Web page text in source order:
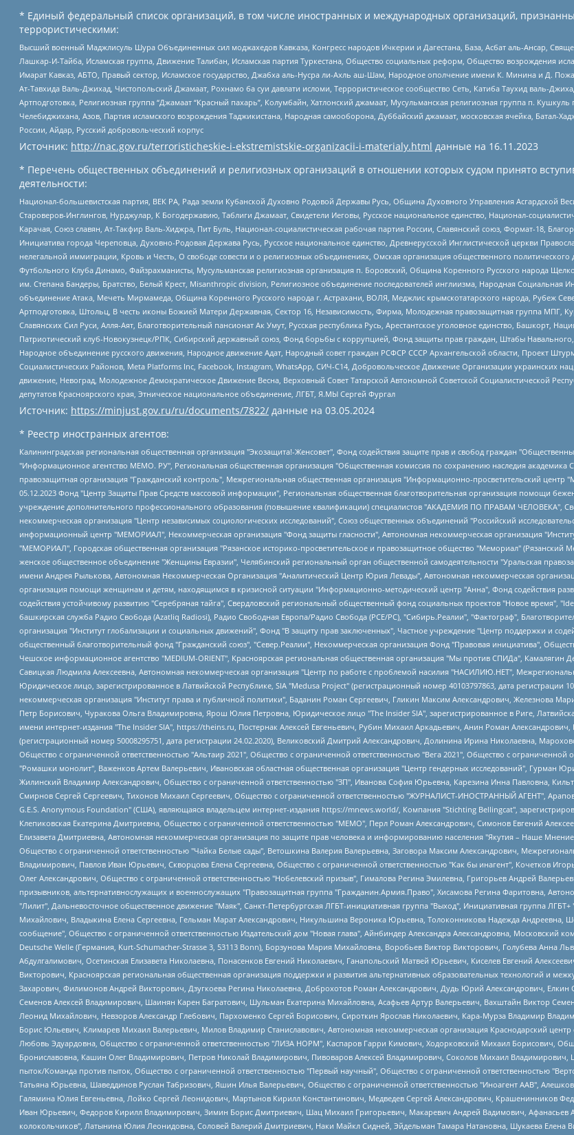
* Единый федеральный список организаций, в том числе иностранных и международных организаций,
террористическими:
Высший военный Маджлисуль Шура Объединенных сил моджахедов Кавказа, Конгресс народов Ичкерии и Дагестана, База, Асбат аль-Ансар,
Лашкар-И-Тайба, Исламская группа, Движение Талибан, Исламская партия Туркестана, Общество социальных реформ, Общество возрождения
Имарат Кавказ, АБТО, Правый сектор, Исламское государство, Джабха аль-Нусра ли-Ахль аш-Шам, Народное ополчение имени К. Минина и Д.
Ат-Тавхида Валь-Джихад, Чистопольский Джамаат, Рохнамо ба суи давлати исломи, Террористическое сообщество Сеть, Катиба Таухид валь-
Артподготовка, Религиозная группа “Джамаат “Красный пахарь”, Колумбайн, Хатлонский джамаат, Мусульманская религиозная группа п.
Челебиджихана, Азов, Партия исламского возрождения Таджикистана, Народная самооборона, Дуббайский джамаат, московская ячейка, Батал-
России, Айдар, Русский добровольческий корпус
Источник: http://nac.gov.ru/terroristicheskie-i-ekstremistskie-organizacii-i-materialy.html данные на 16.11.2023
* Перечень общественных объединений и религиозных организаций в отношении которых судом принято
деятельности:
Национал-большевистская партия, ВЕК РА, Рада земли Кубанской Духовно Родовой Державы Русь, Община Духовного Управления Асгардской
Староверов-Инглингов, Нурджулар, К Богодержавию, Таблиги Джамаат, Свидетели Иеговы, Русское национальное единство, Национал-
Карачая, Союз славян, Ат-Такфир Валь-Хиджра, Пит Буль, Национал-социалистическая рабочая партия России, Славянский союз, Формат-18,
Инициатива города Череповца, Духовно-Родовая Держава Русь, Русское национальное единство, Древнерусской Инглистической церкви
нелегальной иммиграции, Кровь и Честь, О свободе совести и о религиозных объединениях, Омская организация общественного
Футбольного Клуба Динамо, Файзрахманисты, Мусульманская религиозная организация п. Боровский, Община Коренного Русского народа
им. Степана Бандеры, Братство, Белый Крест, Misanthropic division, Религиозное объединение последователей инглиизма, Народная Социальная
объединение Атака, Мечеть Мирмамеда, Община Коренного Русского народа г. Астрахани, ВОЛЯ, Меджлис крымскотатарского народа, Рубеж
Артподготовка, Штольц, В честь иконы Божией Матери Державная, Сектор 16, Независимость, Фирма, Молодежная правозащитная группа МПГ,
Славянских Сил Руси, Алля-Аят, Благотворительный пансионат Ак Умут, Русская республика Русь, Арестантское уголовное единство, Башкорт,
Патриотический клуб-Новокузнецк/РПК, Сибирский державный союз, Фонд борьбы с коррупцией, Фонд защиты прав граждан, Штабы Навального,
Народное объединение русского движения, Народное движение Адат, Народный совет граждан РСФСР СССР Архангельской области, Проект
Социалистических Районов, Meta Platforms Inc, Facebook, Instagram, WhatsApp, СИЧ-С14, Добровольческое Движение Организации украинских
движение, Невоград, Молодежное Демократическое Движение Весна, Верховный Совет Татарской Автономной Советской Социалистической
депутатов Красноярского края, Этническое национальное объединение, ЛГБТ, Я.МЫ Сергей Фургал
Источник: https://minjust.gov.ru/ru/documents/7822/ данные на 03.05.2024
* Реестр иностранных агентов:
Калининградская региональная общественная организация "Экозащита!-Женсовет", Фонд содействия защите прав и свобод граждан "Общественный вердикт", Фонд "Институт Развития Свободы Информации", Частное учреждение "Информационное агентство МЕМО. РУ", Региональная общественная организация "Общественная комиссия по сохранению наследия академика Сахарова", Фонд поддержки свободы прессы, Санкт-Петербургская общественная правозащитная организация "Гражданский контроль", Межрегиональная общественная организация "Информационно-просветительский центр "Мемориал", Региональный Фонд "Центр Защиты Прав Средств Массовой Информации", с 05.12.2023 Фонд "Центр Защиты Прав Средств массовой информации", Региональная общественная благотворительная организация помощи беженцам и мигрантам "Гражданское содействие", Негосударственное образовательное учреждение дополнительного профессионального образования (повышение квалификации) специалистов "АКАДЕМИЯ ПО ПРАВАМ ЧЕЛОВЕКА", Свердловская региональная общественная организация "Сутяжник", Автономная некоммерческая организация "Центр независимых социологических исследований", Союз общественных объединений "Российский исследовательский центр по правам человека", Региональное общественное учреждение научно-информационный центр "МЕМОРИАЛ", Некоммерческая организация "Фонд защиты гласности", Автономная некоммерческая организация "Институт прав человека", Городская общественная организация "Екатеринбургское общество "МЕМОРИАЛ", Городская общественная организация "Рязанское историко-просветительское и правозащитное общество "Мемориал" (Рязанский Мемориал), Челябинский региональный орган общественной самодеятельности – женское общественное объединение "Женщины Евразии", Челябинский региональный орган общественной самодеятельности "Уральская правозащитная группа", Фонд содействия защите здоровья и социальной справедливости имени Андрея Рылькова, Автономная Некоммерческая Организация "Аналитический Центр Юрия Левады", Автономная некоммерческая организация социальной поддержки населения "Проект Апрель", Региональная общественная организация помощи женщинам и детям, находящимся в кризисной ситуации "Информационно-методический центр "Анна", Фонд содействия развитию массовых коммуникаций и правовому просвещению "Так-так-Так", Фонд содействия устойчивому развитию "Серебряная тайга", Свердловский региональный общественный фонд социальных проектов "Новое время", "Idel.Реалии", Кавказ.Реалии, Крым.Реалии, Телеканал Настоящее Время, Татаро-башкирская служба Радио Свобода (Azatliq Radiosi), Радио Свободная Европа/Радио Свобода (PCE/PC), "Сибирь.Реалии", "Фактограф", Благотворительный фонд помощи осужденным и их семьям, Автономная некоммерческая организация "Институт глобализации и социальных движений", Фонд "В защиту прав заключенных", Частное учреждение "Центр поддержки и содействия развитию средств массовой информации", Пензенский региональный общественный благотворительный фонд "Гражданский союз", "Север.Реалии", Некоммерческая организация Фонд "Правовая инициатива", Общество с ограниченной ответственностью "Радио Свободная Европа/Радио Свобода", Чешское информационное агентство "MEDIUM-ORIENT", Красноярская региональная общественная организация "Мы против СПИДа", Камалягин Денис Николаевич, Маркелов Сергей Евгеньевич, Пономарев Лев Александрович, Савицкая Людмила Алексеевна, Автономная некоммерческая организация "Центр по работе с проблемой насилия "НАСИЛИЮ.НЕТ", Межрегиональный профессиональный союз работников здравоохранения "Альянс врачей", Юридическое лицо, зарегистрированное в Латвийской Республике, SIA "Medusa Project" (регистрационный номер 40103797863, дата регистрации 10.06.2014), Некоммерческая организация "Фонд по борьбе с коррупцией", Автономная некоммерческая организация "Институт права и публичной политики", Баданин Роман Сергеевич, Гликин Максим Александрович, Железнова Мария Михайловна, Лукьянова Юлия Сергеевна, Маетная Елизавета Витальевна, Маняхин Петр Борисович, Чуракова Ольга Владимировна, Ярош Юлия Петровна, Юридическое лицо "The Insider SIA", зарегистрированное в Риге, Латвийская Республика (дата регистрации 26.06.2015), являющееся администратором доменного имени интернет-издания "The Insider SIA", https://theins.ru, Постернак Алексей Евгеньевич, Рубин Михаил Аркадьевич, Анин Роман Александрович, Юридическое лицо Istories fonds, зарегистрированное в Латвийской Республике (регистрационный номер 50008295751, дата регистрации 24.02.2020), Великовский Дмитрий Александрович, Долинина Ирина Николаевна, Мароховская Алеся Алексеевна, Шлейнов Роман Юрьевич, Шмагун Олеся Валентиновна, Общество с ограниченной ответственностью "Альтаир 2021", Общество с ограниченной ответственностью "Вега 2021", Общество с ограниченной ответственностью "Главный редактор 2021", Общество с ограниченной ответственностью "Ромашки монолит", Важенков Артем Валерьевич, Ивановская областная общественная организация "Центр гендерных исследований", Гурман Юрий Альбертович, Медиапроект "ОВД-Инфо", Егоров Владимир Владимирович, Жилинский Владимир Александрович, Общество с ограниченной ответственностью "ЗП", Иванова София Юрьевна, Карезина Инна Павловна, Кильтау Екатерина Викторовна, Петров Алексей Викторович, Пискунов Сергей Евгеньевич, Смирнов Сергей Сергеевич, Тихонов Михаил Сергеевич, Общество с ограниченной ответственностью "ЖУРНАЛИСТ-ИНОСТРАННЫЙ АГЕНТ", Арапова Галина Юрьевна, Вольтская Татьяна Анатольевна, Американская компания "Mason G.E.S. Anonymous Foundation" (США), являющаяся владельцем интернет-издания https://mnews.world/, Компания "Stichting Bellingcat", зарегистрированная в Нидерландах (дата регистрации 11.07.2018), Захаров Андрей Вячеславович, Клепиковская Екатерина Дмитриевна, Общество с ограниченной ответственностью "МЕМО", Перл Роман Александрович, Симонов Евгений Алексеевич, Соловьева Елена Анатольевна, Сотников Даниил Владимирович, Сурначева Елизавета Дмитриевна, Автономная некоммерческая организация по защите прав человека и информированию населения "Якутия – Наше Мнение", Общество с ограниченной ответственностью "Москоу диджитал медиа", с 26.01.2023 Общество с ограниченной ответственностью "Чайка Белые сады", Ветошкина Валерия Валерьевна, Заговора Максим Александрович, Межрегиональное общественное движение "Российская ЛГБТ - сеть", Оленичев Максим Владимирович, Павлов Иван Юрьевич, Скворцова Елена